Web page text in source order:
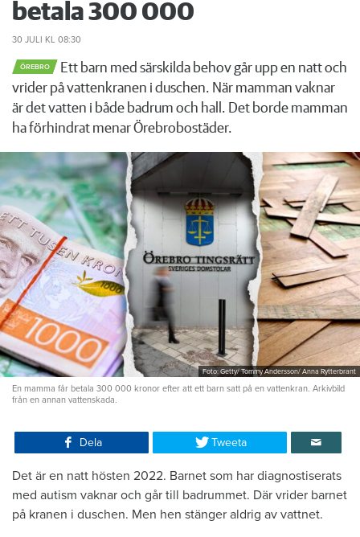
betala 300 000
30 JULI KL 08:30
ÖREBRO
Ett barn med särskilda behov går upp en natt och
vrider på vattenkranen i duschen. När mamman vaknar
är det vatten i både badrum och hall. Det borde mamman
ha förhindrat menar Örebrobostäder.
Foto: Getty/ Tommy Andersson/ Anna Rytterbrant
En mamma får betala 300 000 kronor efter att ett barn satt på en vattenkran. Arkivbild
från en annan vattenskada.
Dela Tweeta
Det är en natt hösten 2022. Barnet som har diagnostiserats
med autism vaknar och går till badrummet. Där vrider barnet
på kranen i duschen. Men hen stänger aldrig av vattnet.